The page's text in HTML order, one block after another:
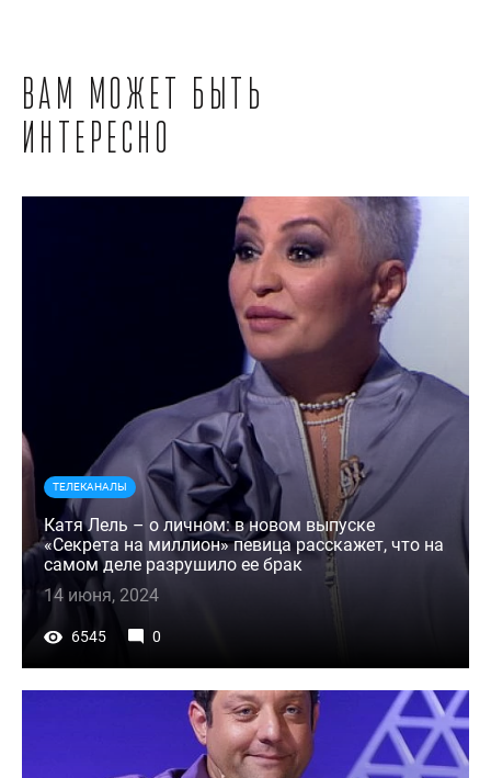
Вам может быть
интересно
ТЕЛЕКАНАЛЫ
Катя Лель – о личном: в новом выпуске
«Секрета на миллион» певица расскажет, что на
самом деле разрушило ее брак
14 июня, 2024
6545 0